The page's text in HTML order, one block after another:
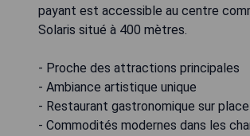
payant est accessible au centre
Solaris situé à 400 mètres.
- Proche des attractions principales
- Ambiance artistique unique
- Restaurant gastronomique sur place
- Commodités modernes dans les